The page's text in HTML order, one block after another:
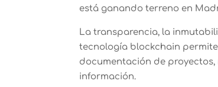
está ganando terreno en
La transparencia, la
tecnología blockchain
documentación de
información.